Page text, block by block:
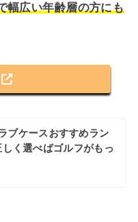
幅広い年齢層の方にも
ブケースおすすめラン
く選べばゴルフがもっ